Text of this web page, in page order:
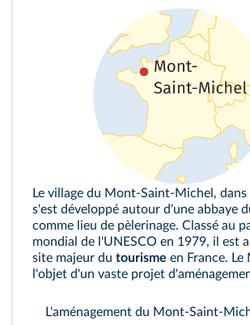
Le village du Mont‑Saint‑Michel,
s'est développé autour d'une abbaye
comme lieu de pèlerinage. Classé au
mondial de l'UNESCO en 1979, il est
site majeur du tourisme en France.
l'objet d'un vaste projet
L'aménagement du